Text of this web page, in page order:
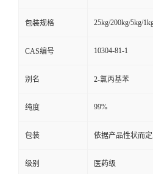
包装规格 25kg/200kg/5kg/
CAS编号 10304-81-1
别名 2-氯丙基苯
纯度 99%
包装 依据产品性状而
级别 医药级